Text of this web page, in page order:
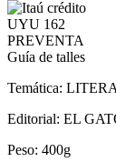
UYU 162
PREVENTA
Guía de talles
Temática:
Editorial: EL
Peso: 400g